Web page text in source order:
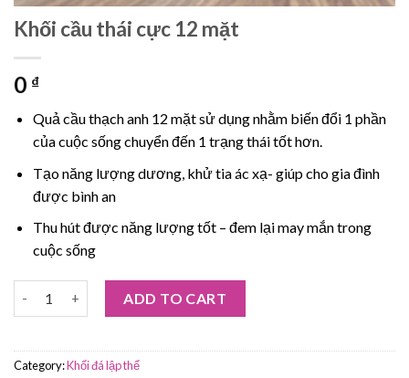
Khối cầu thái cực 12 mặt
0 ₫
Quả cầu thạch anh 12 mặt sử dụng nhằm biến đổi 1 phần
của cuộc sống chuyển đến 1 trạng thái tốt hơn.
Tạo năng lượng dương, khử tia ác xạ- giúp cho gia đình
được bình an
Thu hút được năng lượng tốt – đem lại may mắn trong
cuộc sống
ADD TO CART
Category:Khối đá lập thể